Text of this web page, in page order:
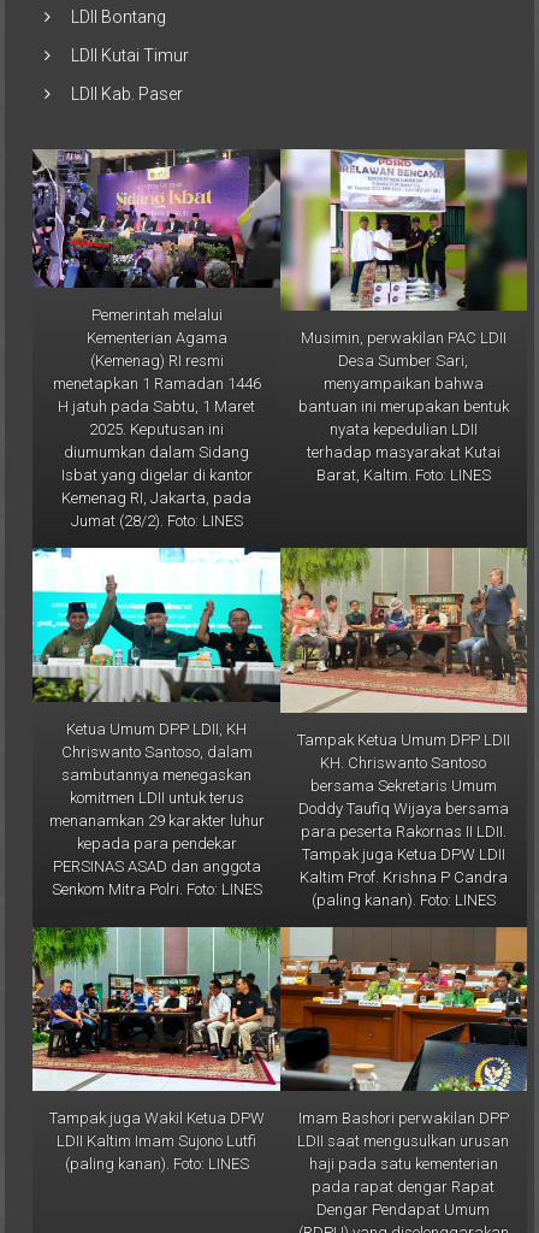
LDII Kutai Timur
Pemerintah melalui
Kementerian Agama
(Kemenag) RI resmi
menetapkan 1 Ramadan 1446
H jatuh pada Sabtu, 1 Maret
2025. Keputusan ini
diumumkan dalam Sidang
Isbat yang digelar di kantor
Kemenag RI, Jakarta, pada
Jumat (28/2). Foto: LINES
Musimin, perwakilan PAC LDII
Desa Sumber Sari,
menyampaikan bahwa
bantuan ini merupakan bentuk
nyata kepedulian LDII
terhadap masyarakat Kutai
Barat, Kaltim. Foto: LINES
Ketua Umum DPP LDII, KH
Chriswanto Santoso, dalam
sambutannya menegaskan
komitmen LDII untuk terus
menanamkan 29 karakter luhur
kepada para pendekar
PERSINAS ASAD dan anggota
Senkom Mitra Polri. Foto: LINES
Tampak Ketua Umum DPP LDII
KH. Chriswanto Santoso
bersama Sekretaris Umum
Doddy Taufiq Wijaya bersama
para peserta Rakornas II LDII.
Tampak juga Ketua DPW LDII
Kaltim Prof. Krishna P Candra
(paling kanan). Foto: LINES
Tampak juga Wakil Ketua DPW
LDII Kaltim Imam Sujono Lutfi
(paling kanan). Foto: LINES
Imam Bashori perwakilan DPP
LDII saat mengusulkan urusan
haji pada satu kementerian
pada rapat dengar Rapat
Dengar Pendapat Umum
(RDPU) yang diselenggarakan